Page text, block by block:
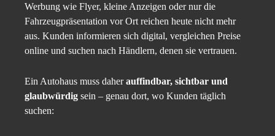
Werbung wie Flyer, kleine Anzeigen oder nur die
Fahrzeugpräsentation vor Ort reichen heute nicht mehr
aus. Kunden informieren sich digital, vergleichen Preise
online und suchen nach Händlern, denen sie vertrauen.
Ein Autohaus muss daherauffindbar, sichtbar und
glaubwürdig sein – genau dort, wo Kunden täglich
suchen: